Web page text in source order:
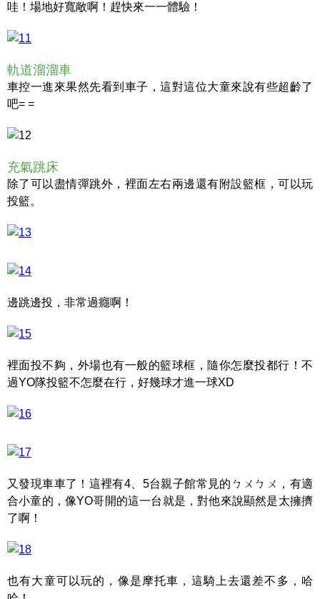
哇！場地好寬敞啊！趕快來一一體驗！
軌道溜溜車
車控一進來果然先看到車子，這對這位大童來說有些超齡了
吧= =
充氣跳床
除了可以盡情彈跳外，裡面左右兩邊還有附設籃框，可以玩
投籃。
邊跳邊投，非常過癮啊！
裡面投不夠，外場也有一般的籃球框，隨你怎麼投都行！不
過YO隊投籃不怎麼在行，好幾球才進一球XD
又發現車車了！這裡有4、5台親子館常見的ㄅㄨㄅㄨ，有適
合小童的，像YO哥開的這一台就是，對他來說顯然是太擁擠
了啊！
也有大童可以玩的，像是摩托車，這騎上去還差不多，哈